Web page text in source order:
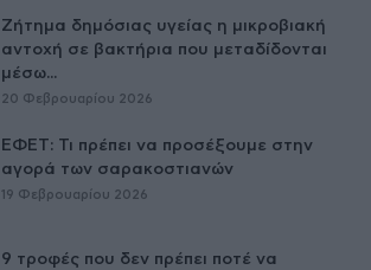
Ζήτημα δημόσιας υγείας η μικροβιακή
αντοχή σε βακτήρια που μεταδίδονται
μέσω...
20 Φεβρουαρίου 2026
ΕΦΕΤ: Τι πρέπει να προσέξουμε στην
αγορά των σαρακοστιανών
19 Φεβρουαρίου 2026
9 τροφές που δεν πρέπει ποτέ να